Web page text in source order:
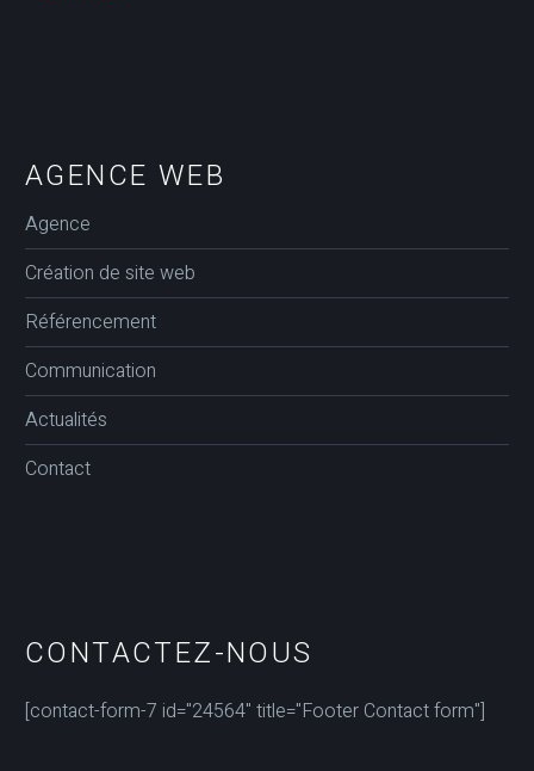
AGENCE WEB
Agence
Création de site web
Référencement
Communication
Actualités
Contact
CONTACTEZ-NOUS
[contact-form-7 id="24564" title="Footer Contact form"]